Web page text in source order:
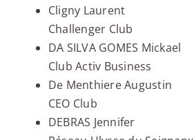
Cligny Laurent
Challenger Club
DA SILVA GOMES Mickael
Club Activ Business
De Menthiere Augustin
CEO Club
DEBRAS Jennifer